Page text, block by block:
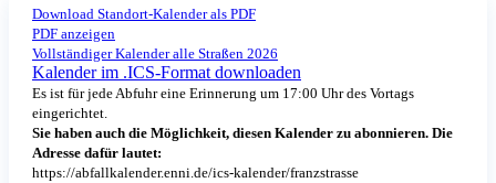
Download Standort-Kalender als PDF
PDF anzeigen
Vollständiger Kalender alle Straßen 2026
Kalender im .ICS-Format downloaden
Es ist für jede Abfuhr eine Erinnerung um 17:00 Uhr des Vortags
eingerichtet.
Sie haben auch die Möglichkeit, diesen Kalender zu abonnieren. Die
Adresse dafür lautet:
https://abfallkalender.enni.de/ics-kalender/franzstrasse